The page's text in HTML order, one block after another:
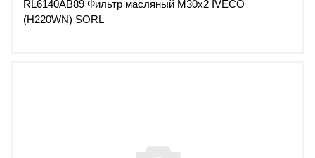
RL6140AB89 Фильтр масляный M30x2 IVECO
(H220WN) SORL